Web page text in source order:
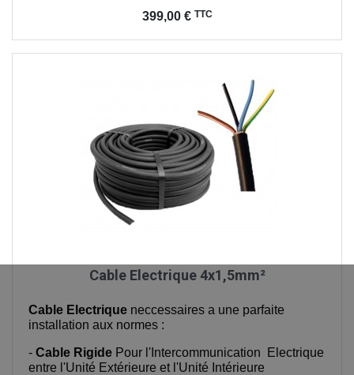
399,00 € TTC
Cable Electrique 4x1,5mm²
Cable Electrique neccessaires a une parfaite
installation aux normes :
- Cable Rigide Pour l'Intercommunication Electrique
entre l'Unité Extérieure et l'Unité Intérieure